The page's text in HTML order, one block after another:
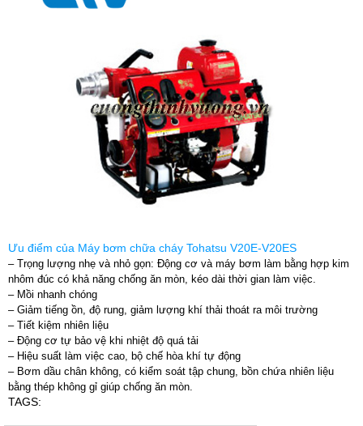
Ưu điểm của Máy bơm chữa cháy Tohatsu V20E-V20ES
– Trọng lượng nhẹ và nhỏ gọn: Động cơ và máy bơm làm bằng hợp kim
nhôm đúc có khả năng chống ăn mòn, kéo dài thời gian làm việc.
– Mồi nhanh chóng
– Giảm tiếng ồn, độ rung, giảm lượng khí thải thoát ra môi trường
– Tiết kiệm nhiên liệu
– Động cơ tự bảo vệ khi nhiệt độ quá tải
– Hiệu suất làm việc cao, bộ chế hòa khí tự động
– Bơm dầu chân không, có kiểm soát tập chung, bồn chứa nhiên liệu
bằng thép không gỉ giúp chống ăn mòn.
TAGS: